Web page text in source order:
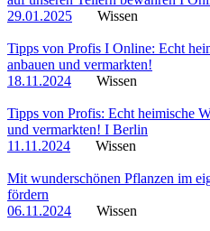
29.01.2025
Wissen
Tipps von Profis I Online: Echt
anbauen und vermarkten!
18.11.2024
Wissen
Tipps von Profis: Echt heimische
und vermarkten! I Berlin
11.11.2024
Wissen
Mit wunderschönen Pflanzen im
fördern
06.11.2024
Wissen